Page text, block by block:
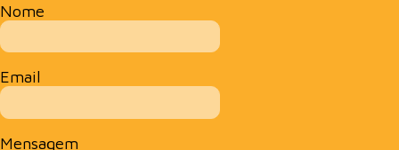
Nome
Email
Mensagem